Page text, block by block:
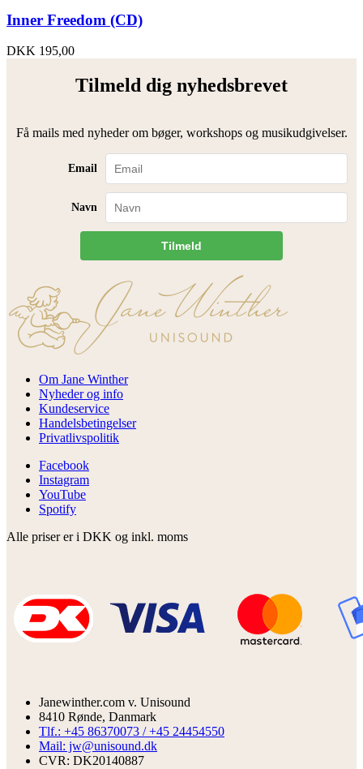
Inner Freedom (CD)
DKK 195,00
Tilmeld dig nyhedsbrevet
Få mails med nyheder om bøger, workshops og musikudgivelser.
Email
Navn
Tilmeld
Om Jane Winther
Nyheder og info
Kundeservice
Handelsbetingelser
Privatlivspolitik
Facebook
Instagram
YouTube
Spotify
Alle priser er i DKK og inkl. moms
Janewinther.com v. Unisound
8410 Rønde, Danmark
Tlf.: +45 86370073 / +45 24454550
Mail: jw@unisound.dk
CVR: DK20140887